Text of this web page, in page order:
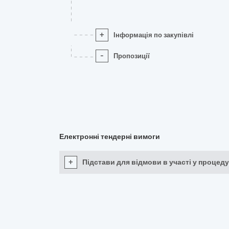
+ Інформація по закупівлі
- Пропозиції
Електронні тендерні вимоги
+ Підстави для відмови в участі у